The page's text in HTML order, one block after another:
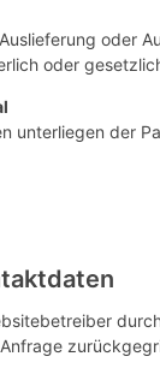
oder
oder
unterliegen der